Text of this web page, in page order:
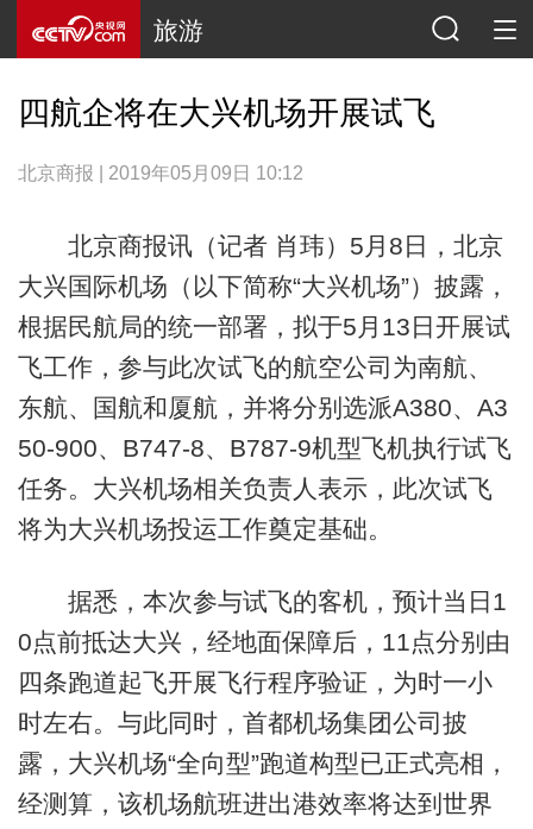
旅游
四航企将在大兴机场开展试飞
北京商报 | 2019年05月09日 10:12
北京商报讯（记者 肖玮）5月8日，北京
大兴国际机场（以下简称“大兴机场”）披露，
根据民航局的统一部署，拟于5月13日开展试
飞工作，参与此次试飞的航空公司为南航、
东航、国航和厦航，并将分别选派A380、A3
50-900、B747-8、B787-9机型飞机执行试飞
任务。大兴机场相关负责人表示，此次试飞
将为大兴机场投运工作奠定基础。
据悉，本次参与试飞的客机，预计当日1
0点前抵达大兴，经地面保障后，11点分别由
四条跑道起飞开展飞行程序验证，为时一小
时左右。与此同时，首都机场集团公司披
露，大兴机场“全向型”跑道构型已正式亮相，
经测算，该机场航班进出港效率将达到世界